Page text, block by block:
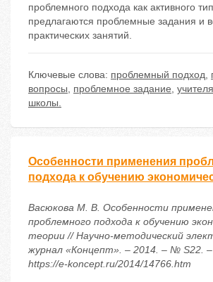
проблемного подхода как активного
предлагаются проблемные задания и
практических занятий.
Ключевые слова: проблемный подход,
вопросы, проблемное задание,
школы.
Особенности применения
подхода к обучению
Васюкова М. В. Особенности
проблемного подхода к обучению
теории // Научно-методический
журнал «Концепт». – 2014. – № S22.
https://e-koncept.ru/2014/14766.htm